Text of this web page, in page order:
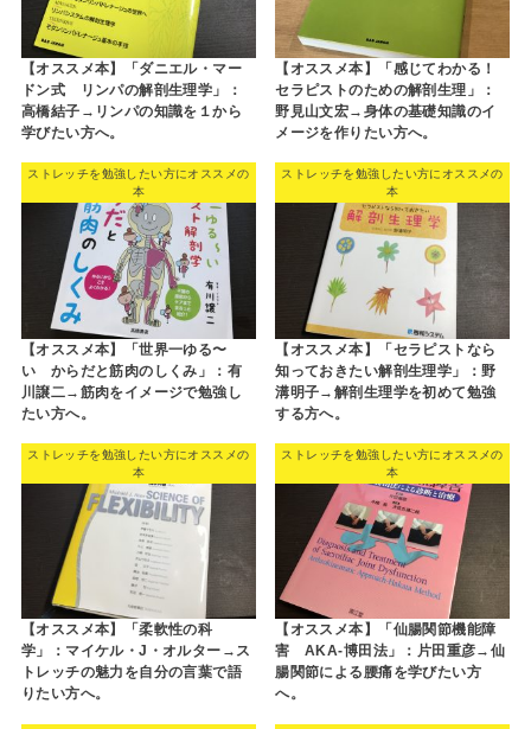
【オススメ本】「ダニエル・マー
ドン式 リンパの解剖生理学」：
高橋結子→リンパの知識を１から
学びたい方へ。
【オススメ本】「感じてわかる！
セラピストのための解剖生理」：
野見山文宏→身体の基礎知識のイ
メージを作りたい方へ。
ストレッチを勉強したい方にオススメの
本
【オススメ本】「世界一ゆる〜
い からだと筋肉のしくみ」：有
川譲二→筋肉をイメージで勉強し
たい方へ。
ストレッチを勉強したい方にオススメの
本
【オススメ本】「セラピストなら
知っておきたい解剖生理学」：野
溝明子→解剖生理学を初めて勉強
する方へ。
ストレッチを勉強したい方にオススメの
本
【オススメ本】「柔軟性の科
学」：マイケル・J・オルター→ス
トレッチの魅力を自分の言葉で語
りたい方へ。
ストレッチを勉強したい方にオススメの
本
【オススメ本】「仙腸関節機能障
害 AKA-博田法」：片田重彦→仙
腸関節による腰痛を学びたい方
へ。